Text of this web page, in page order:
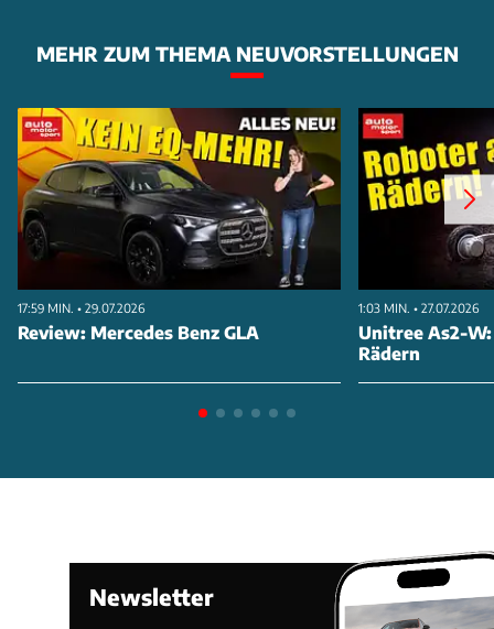
MEHR ZUM THEMA NEUVORSTELLUNGEN
17:59 MIN. • 29.07.2026
Review: Mercedes Benz GLA
1:03 MIN. • 27.07.2026
Unitree As2-
Rädern
Newsletter